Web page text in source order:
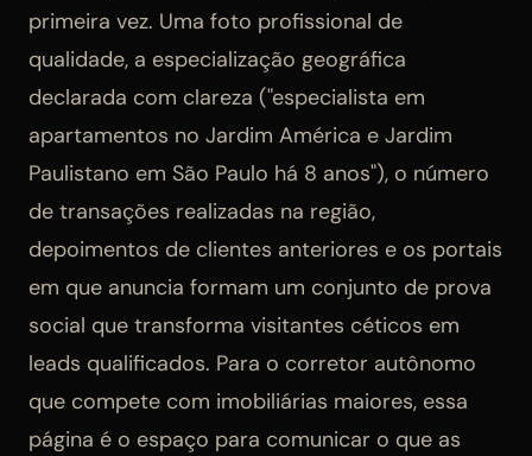
primeira vez. Uma foto profissional de
qualidade, a especialização geográfica
declarada com clareza ("especialista em
apartamentos no Jardim América e Jardim
Paulistano em São Paulo há 8 anos"), o número
de transações realizadas na região,
depoimentos de clientes anteriores e os portais
em que anuncia formam um conjunto de prova
social que transforma visitantes céticos em
leads qualificados. Para o corretor autônomo
que compete com imobiliárias maiores, essa
página é o espaço para comunicar o que as